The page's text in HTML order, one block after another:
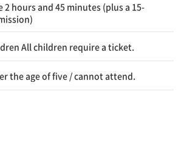
2 hours and 45 minutes (plus a 15-
All children require a ticket.
the age of five / cannot attend.